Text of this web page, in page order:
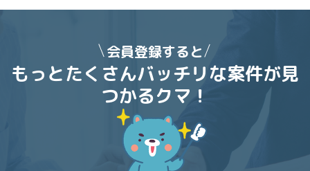
会員登録すると
もっとたくさんバッチリな案件が見
つかるクマ！